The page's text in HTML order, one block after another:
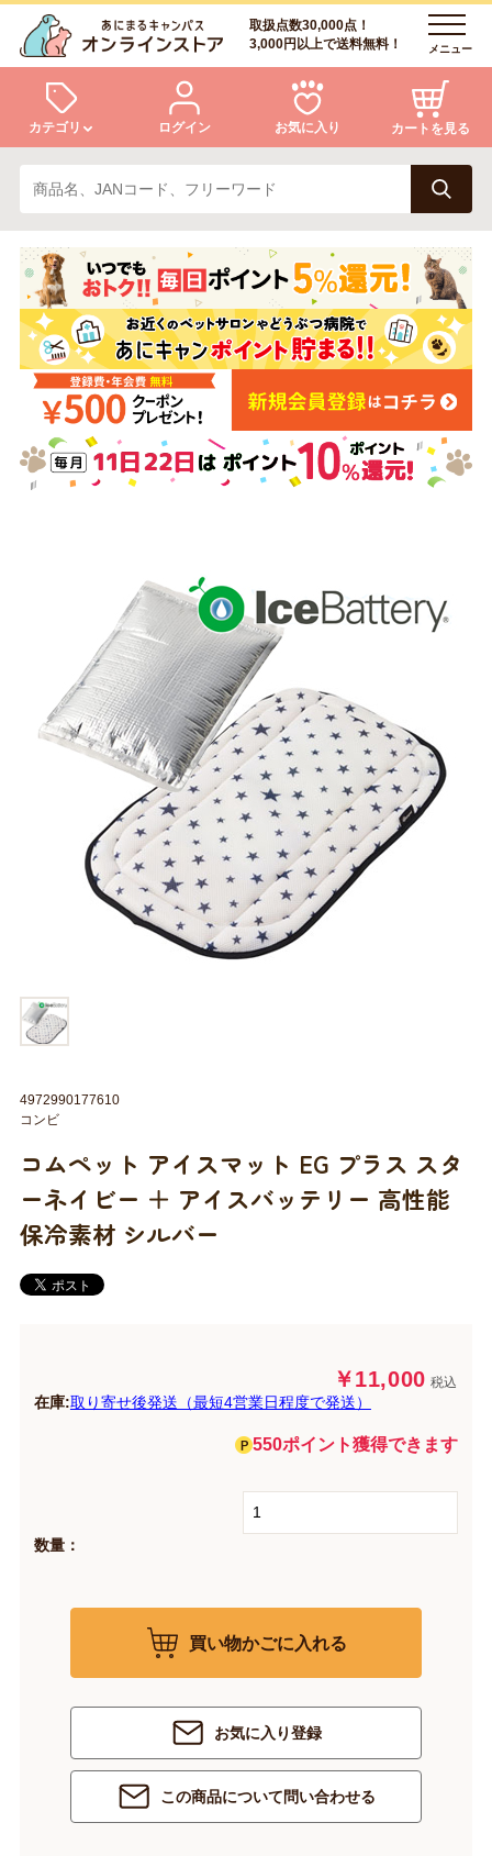
取扱点数30,000点！
3,000円以上で送料無料！
メニュー
カテゴリ
犬 猫
小動物・鳥 アクア・爬虫類・昆虫
ドッグフード キャットフード
美容・ケア用品 服・おさんぽ用品
トリマーグッズ シニアサポート
ログイン お気に入り カートを見る
ログイン
会員登録
あにまるキャンパスについて
アフターサービス
商品リクエスト
コムペット アイスマット EG プラス スタ
ーネイビー ＋ アイスバッテリー 高性能
保冷素材 シルバー
￥11,000 税込
在庫:取り寄せ後発送（最短4営業日程度で発送）
550ポイント獲得できます
数量：
買い物かごに入れる
お気に入り登録
この商品について問い合わせる
4972990177610
コンビ